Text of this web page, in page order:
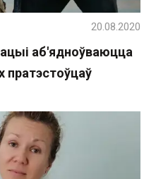
аб'ядноўваюцца
пратэстоўцаў
20.08.2020